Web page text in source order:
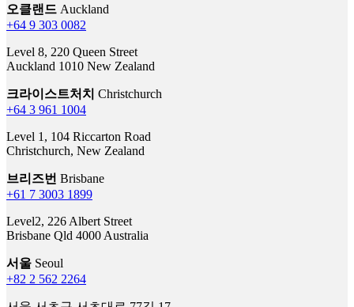
+64 9 303 0082
Level 8, 220 Queen Street
Auckland 1010 New Zealand
+64 3 961 1004
Level 1, 104 Riccarton Road
Christchurch, New Zealand
+61 7 3003 1899
Level2, 226 Albert Street
Brisbane Qld 4000 Australia
+82 2 562 2264